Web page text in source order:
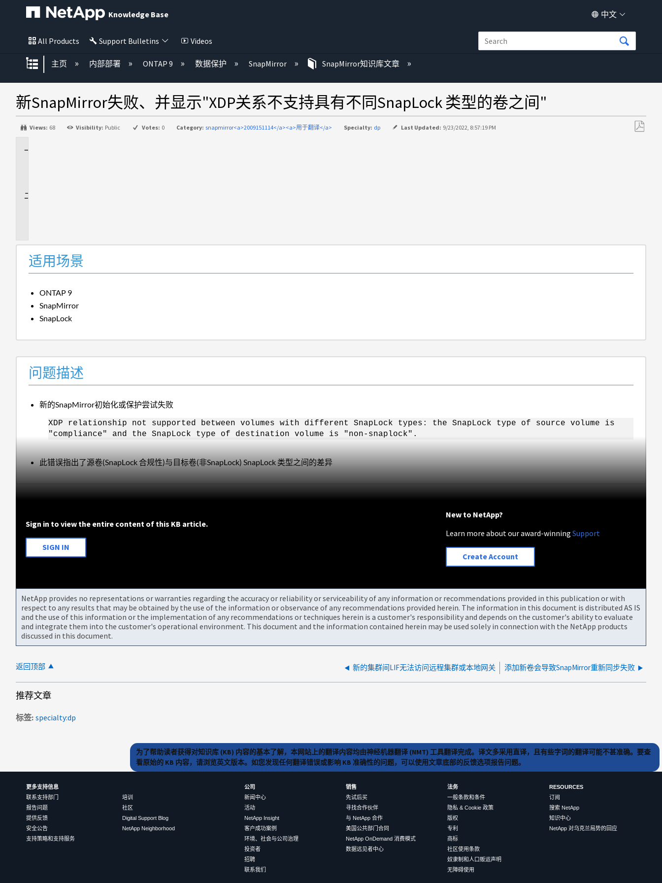
Knowledge Base 中文
All Products Support Bulletins Videos
扩展/隐缩全局层次
主页 内部部署 ONTAP 9 数据保护 SnapMirror SnapMirror知识库文章
新SnapMirror失败、并显示"XDP关系不支持具有不同SnapLock 类型的卷之间"
Views: 68 Visibility: Public Votes: 0 Category: snapmirror<a>2009151114</a><a>用于翻译</a> Specialty: dp Last Updated: 9/23/2022, 8:57:19 PM
适用场景
ONTAP 9
SnapMirror
SnapLock
问题描述
新的SnapMirror初始化或保护尝试失败
XDP relationship not supported between volumes with different SnapLock types: the SnapLock type of source volume is
"compliance" and the SnapLock type of destination volume is "non-snaplock".
此错误指出了源卷(SnapLock 合规性)与目标卷(非SnapLock) SnapLock 类型之间的差异
Sign in to view the entire content of this KB article.
SIGN IN
New to NetApp?
Learn more about our award-winningSupport
Create Account
NetApp provides no representations or warranties regarding the accuracy or reliability or serviceability of any information or recommendations provided in this publication or with
respect to any results that may be obtained by the use of the information or observance of any recommendations provided herein. The information in this document is distributed AS IS
and the use of this information or the implementation of any recommendations or techniques herein is a customer's responsibility and depends on the customer's ability to evaluate
and integrate them into the customer's operational environment. This document and the information contained herein may be used solely in connection with the NetApp products
discussed in this document.
返回顶部 新的集群间LIF无法访问远程集群或本地网关 添加新卷会导致SnapMirror重新同步失败
推荐文章
标签 specialty:dp
为了帮助读者获得对知识库 (KB) 内容的基本了解，本网站上的翻译内容均由神经机器翻译 (NMT) 工具翻译完成。译文多采用直译，且有些字词的翻译可能不甚准确。要查
看原始的 KB 内容，请浏览英文版本。如您发现任何翻译错误或影响 KB 准确性的问题，可以使用文章底部的反馈选项报告问题。
更多支持信息
联系支持部门
报告问题
提供反馈
安全公告
支持策略和支持服务
培训
社区
Digital Support Blog
NetApp Neighborhood
公司
新闻中心
活动
NetApp Insight
客户成功案例
环境、社会与公司治理
投资者
招聘
联系我们
销售
先试后买
寻找合作伙伴
与 NetApp 合作
美国公共部门合同
NetApp OnDemand 消费模式
数据远见者中心
法务
一般条款和条件
隐私 & Cookie 政策
版权
专利
商标
社区使用条款
奴隶制和人口贩运声明
无障碍使用
RESOURCES
订阅
搜索 NetApp
知识中心
NetApp 对乌克兰局势的回应